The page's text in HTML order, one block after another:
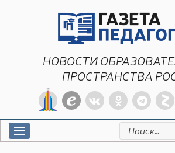
НОВОСТИ
ПРОСТРАНСТВА
Искать: